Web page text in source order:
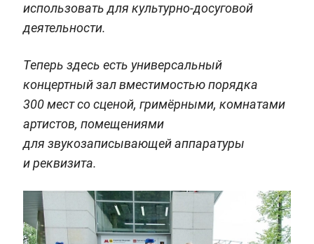
использовать для культурно-досуговой
деятельности.
Теперь здесь есть универсальный
концертный зал вместимостью порядка
300 мест со сценой, гримёрными, комнатами
артистов, помещениями
для звукозаписывающей аппаратуры
и реквизита.